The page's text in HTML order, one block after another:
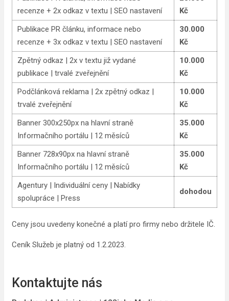
recenze + 2x odkaz v textu | SEO nastavení
Kč
Publikace PR článku, informace nebo
recenze + 3x odkaz v textu | SEO nastavení
30.000
Kč
Zpětný odkaz | 2x v textu již vydané
publikace | trvalé zveřejnění
10.000
Kč
Podčlánková reklama | 2x zpětný odkaz |
trvalé zveřejnění
10.000
Kč
Banner 300x250px na hlavní straně
Informačního portálu | 12 měsíců
35.000
Kč
Banner 728x90px na hlavní straně
Informačního portálu | 12 měsíců
35.000
Kč
Agentury | Individuální ceny | Nabídky
spolupráce | Press
dohodou
Ceny jsou uvedeny konečné a platí pro firmy nebo držitele IČ.
Ceník Služeb je platný od 1.2.2023.
Kontaktujte nás